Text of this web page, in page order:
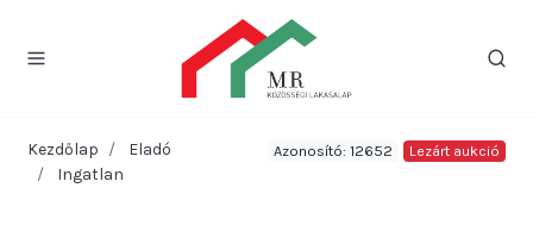
Kezdőlap
Eladó
Ingatlan
Azonosító: 12652 Lezárt aukció